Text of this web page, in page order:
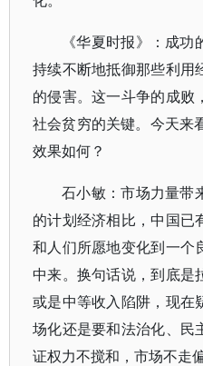
《华夏时报》：成
持续不断地抵御那些利用
的侵害。这一斗争的成败
社会贫穷的关键。今天来
效果如何？
石小敏：市场力量带
的计划经济相比，中国已
和人们所愿地变化到一个
中来。换句话说，到底是
或是中等收入陷阱，现在
场化还是要和法治化、民
证权力不搅和，市场不走偏